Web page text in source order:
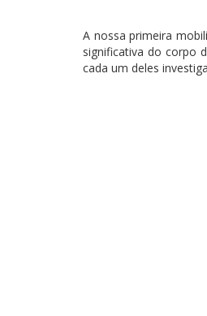
A nossa primeira
significativa do corpo
cada um deles